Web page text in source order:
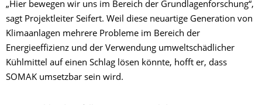
„Hier bewegen wir uns im Bereich der Grundlagenforschung“,
sagt Projektleiter Seifert. Weil diese neuartige Generation von
Klimaanlagen mehrere Probleme im Bereich der
Energieeffizienz und der Verwendung umweltschädlicher
Kühlmittel auf einen Schlag lösen könnte, hofft er, dass
SOMAK umsetzbar sein wird.